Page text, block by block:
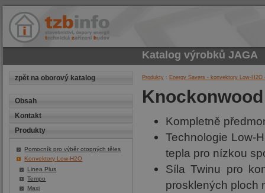
Produkty : Energy Savers - konvektory Low-H2O
Knockonwood
Kompletně
Technologie Low-
tepla pro nízkou
Síla Twinu pro
prosklených ploch
zpět na oborový katalog
Obsah
Kontakt
Produkty
Pomocník pro výběr otopných těles
Konvektory Low-H2O
Linea Plus
Tempo
Maxi
Katalog výrobků JAGA